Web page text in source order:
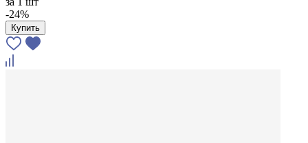
-24%
Купить